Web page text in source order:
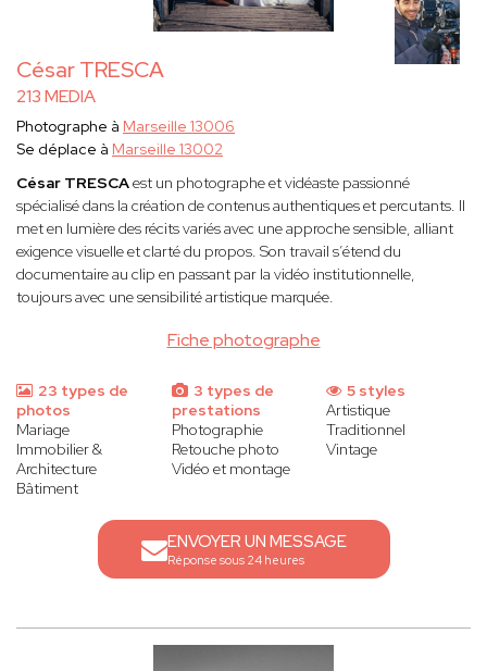
César TRESCA
213 MEDIA
Fiche photographe
Photographe à Marseille 13006
Se déplace à Marseille 13002
César TRESCAest un photographe et vidéaste passionné
spécialisé dans la création de contenus authentiques et percutants. Il
met en lumière des récits variés avec une approche sensible, alliant
exigence visuelle et clarté du propos. Son travail s’étend du
documentaire au clip en passant par la vidéo institutionnelle,
toujours avec une sensibilité artistique marquée.
23 types de
photos
Mariage
Immobilier &
Architecture
Bâtiment
3 types de
prestations
Photographie
Retouche photo
Vidéo et montage
5 styles
Artistique
Traditionnel
Vintage
ENVOYER UN MESSAGE
Réponse sous 24 heures